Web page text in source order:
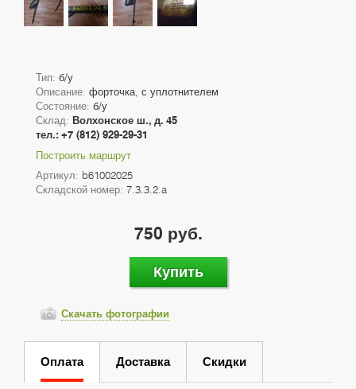
Тип: б/у
Описание: форточка, с уплотнителем
Состояние: б/у
Склад: Волхонское ш., д. 45
тел.: +7 (812) 929-29-31
Построить маршрут
Артикул: b61002025
Складской номер: 7.3.3.2.a
750 руб.
Купить
Скачать фотографии
Оплата Доставка Скидки